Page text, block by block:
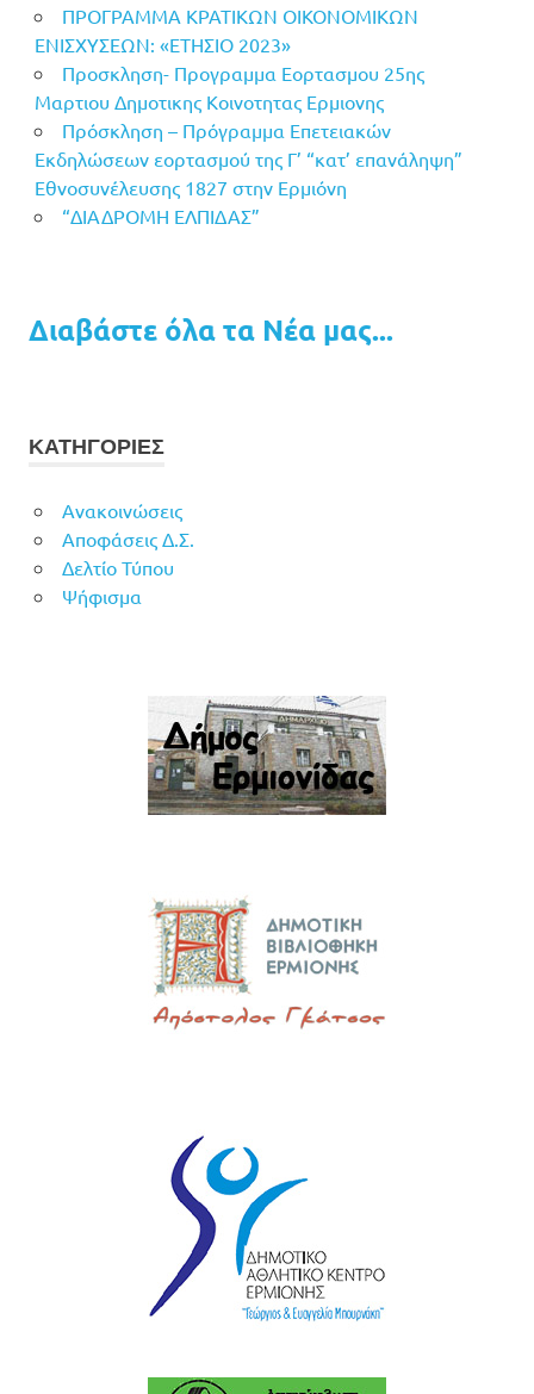
ΠΡΟΓΡΑΜΜΑ ΚΡΑΤΙΚΩΝ ΟΙΚΟΝΟΜΙΚΩΝ
ΕΝΙΣΧΥΣΕΩΝ: «ΕΤΗΣΙΟ 2023»
Προσκληση- Προγραμμα Εορτασμου 25ης
Μαρτιου Δημοτικης Κοινοτητας Ερμιονης
Πρόσκληση – Πρόγραμμα Επετειακών
Εκδηλώσεων εορτασμού της Γ’ “κατ’ επανάληψη”
Εθνοσυνέλευσης 1827 στην Ερμιόνη
“ΔΙΑΔΡΟΜΗ ΕΛΠΙΔΑΣ”
Διαβάστε όλα τα Νέα μας...
ΚΑΤΗΓΟΡΙΕΣ
Ανακοινώσεις
Αποφάσεις Δ.Σ.
Δελτίο Τύπου
Ψήφισμα